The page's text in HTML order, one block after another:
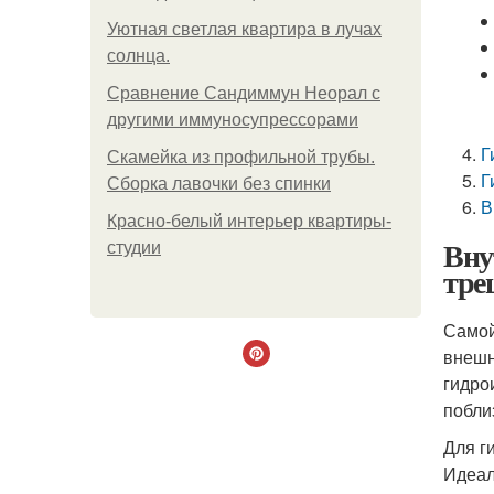
Уютная светлая квартира в лучах
солнца.
Сравнение Сандиммун Неорал с
другими иммуносупрессорами
Скамейка из профильной трубы.
Сборка лавочки без спинки
Красно-белый интерьер квартиры-
студии
Для